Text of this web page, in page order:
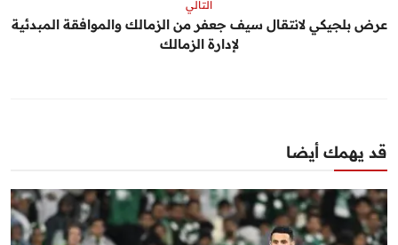
التالي
عرض بلجيكي لانتقال سيف جعفر من الزمالك والموافقة المبدئية
لإدارة الزمالك
قد يهمك أيضا